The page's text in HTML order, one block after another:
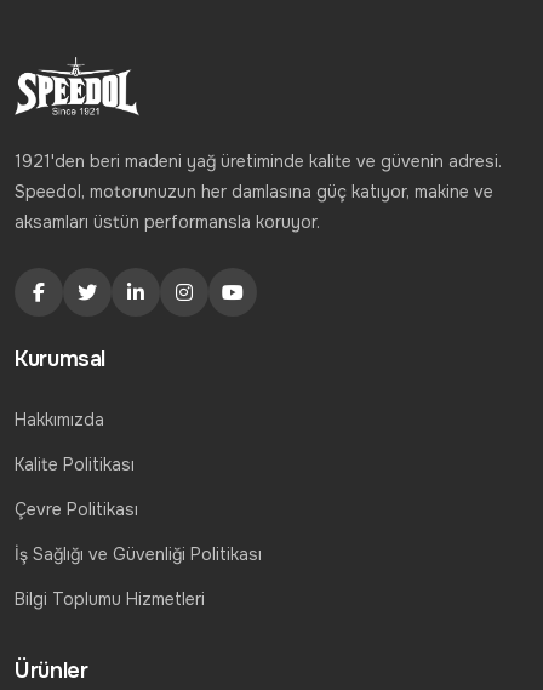
1921'den beri madeni yağ üretiminde kalite ve güvenin adresi.
Speedol, motorunuzun her damlasına güç katıyor, makine ve
aksamları üstün performansla koruyor.
Kurumsal
Hakkımızda
Kalite Politikası
Çevre Politikası
İş Sağlığı ve Güvenliği Politikası
Bilgi Toplumu Hizmetleri
Ürünler